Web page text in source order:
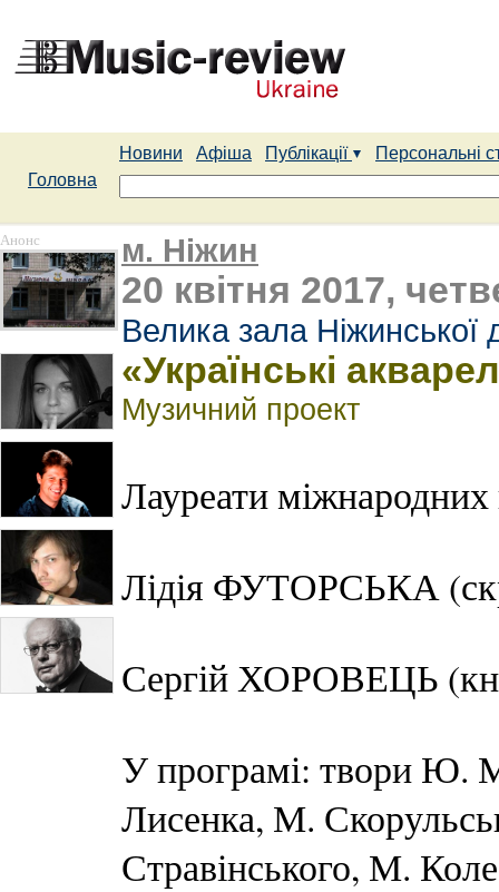
Новини Афіша Публікації
Персональні
Головна
Анонс м. Ніжин
20 квітня 2017,
Велика зала Ніжинської
«Українські
Музичний проект
Лауреати міжнародних
Лідія ФУТОРСЬКА
Сергій ХОРОВЕЦЬ
У програмі: твори Ю.
Лисенка, М.
Стравінського, М.